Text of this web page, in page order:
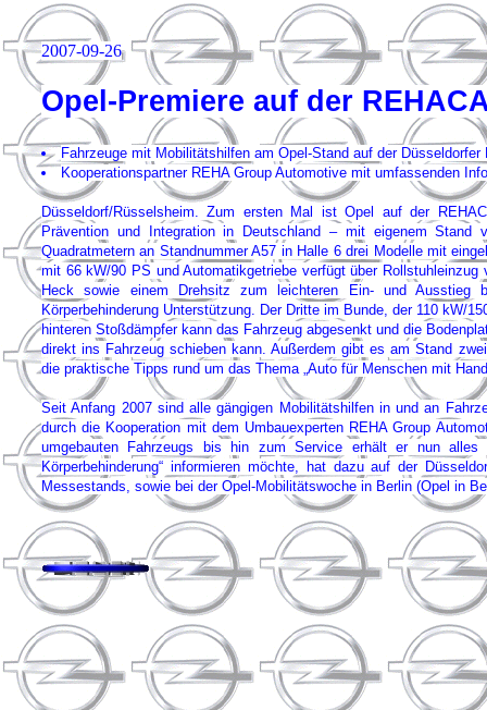
2007-09-26
Opel-Premiere auf der
Fahrzeuge mit Mobilitätshilfen am Opel-Stand auf der Düsseldorfer
Kooperationspartner REHA Group Automotive mit umfassenden
Düsseldorf/Rüsselsheim. Zum ersten Mal ist Opel auf der
Prävention und Integration in Deutschland – mit eigenem
Quadratmetern an Standnummer A57 in Halle 6 drei Modelle mit
mit 66 kW/90 PS und Automatikgetriebe verfügt über
Heck sowie einem Drehsitz zum leichteren Ein- und Ausstieg
Körperbehinderung Unterstützung. Der Dritte im Bunde, der 110 kW/
hinteren Stoßdämpfer kann das Fahrzeug abgesenkt und die
direkt ins Fahrzeug schieben kann. Außerdem gibt es am Stand
die praktische Tipps rund um das Thema „Auto für Menschen mit
Seit Anfang 2007 sind alle gängigen Mobilitätshilfen in und an
durch die Kooperation mit dem Umbauexperten REHA Group
umgebauten Fahrzeugs bis hin zum Service erhält er nun
Körperbehinderung“ informieren möchte, hat dazu auf der
Messestands, sowie bei der Opel-Mobilitätswoche in Berlin (Opel in